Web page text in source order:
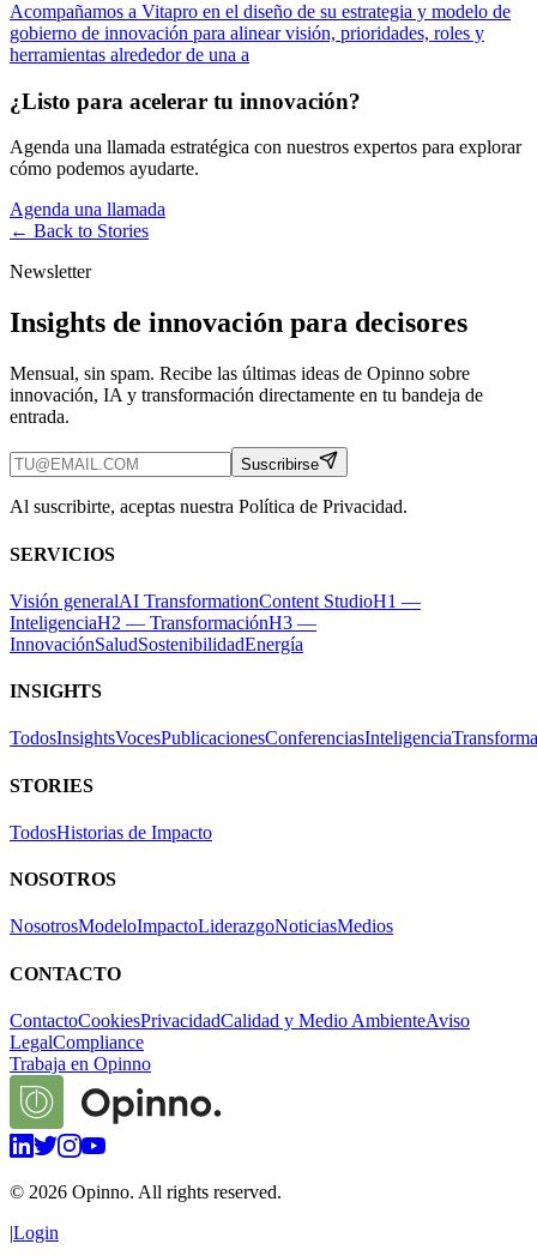
Acompañamos a Vitapro en el diseño de su estrategia y modelo de
gobierno de innovación para alinear visión, prioridades, roles y
herramientas alrededor de una a
¿Listo para acelerar tu innovación?
Agenda una llamada estratégica con nuestros expertos para explorar
cómo podemos ayudarte.
Agenda una llamada
← Back to Stories
Newsletter
Insights de innovación para decisores
Mensual, sin spam. Recibe las últimas ideas de Opinno sobre
innovación, IA y transformación directamente en tu bandeja de
entrada.
Suscribirse
Al suscribirte, aceptas nuestra Política de Privacidad.
SERVICIOS
Visión generalAI TransformationContent StudioH1 —
InteligenciaH2 — TransformaciónH3 —
InnovaciónSaludSostenibilidadEnergía
INSIGHTS
TodosInsightsVocesPublicacionesConferenciasInteligencia
STORIES
TodosHistorias de Impacto
NOSOTROS
NosotrosModeloImpactoLiderazgoNoticiasMedios
CONTACTO
ContactoCookiesPrivacidadCalidad y Medio AmbienteAviso
LegalCompliance
Trabaja en Opinno
© 2026 Opinno. All rights reserved.
|Login